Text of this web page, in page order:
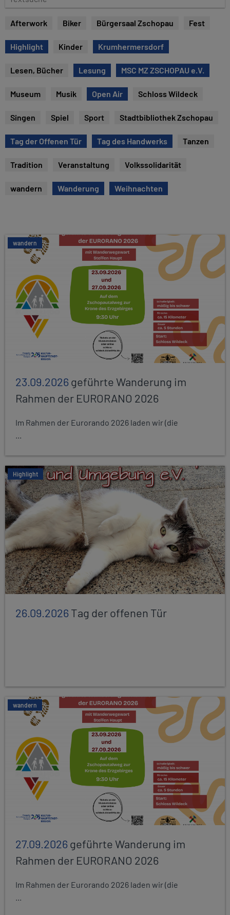
e
s
u
Afterwork Biker Bürgersaal Zschopau Fest
Highlight Kinder Krumhermersdorf
Lesen, Bücher Lesung MSC MZ ZSCHOPAU e.V.
Museum Musik Open Air Schloss Wildeck
Singen Spiel Sport Stadtbibliothek Zschopau
Tag der Offenen Tür Tag des Handwerks Tanzen
Tradition Veranstaltung Volkssolidarität
wandern Wanderung Weihnachten
wandern
23.09.2026geführte Wanderung im
Rahmen der EURORANO 2026
Im Rahmen der Eurorando 2026 laden wir (die
Highlight
26.09.2026Tag der offenen Tür
wandern
27.09.2026geführte Wanderung im
Rahmen der EURORANO 2026
Im Rahmen der Eurorando 2026 laden wir (die